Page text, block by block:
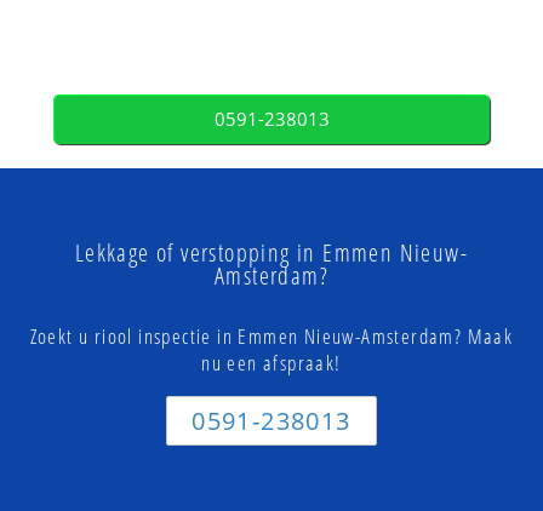
0591-238013
Lekkage of verstopping in Emmen Nieuw-
Amsterdam?
Zoekt u riool inspectie in Emmen Nieuw-Amsterdam? Maak
nu een afspraak!
0591-238013